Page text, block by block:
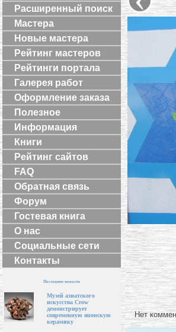
Расширенный поиск
Мастера
Новые мастера
Рейтинг мастеров
Рейтинги портала
Галерея работ
Оформление заказа
Полезное
Информация
Книги
Рейтинг сайтов
FAQ
Обратная связь
Форум
Гостевая книга
О нас
Социальные сети
Контакты
Последние новости
Музей азиатского
искусства Crow
демонстрирует
современную японскую
керамику
Нет